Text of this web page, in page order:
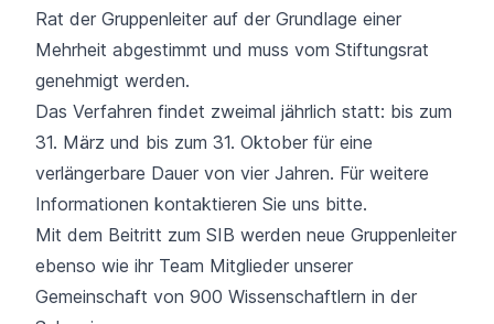
Rat der Gruppenleiter auf der Grundlage einer
Mehrheit abgestimmt und muss vom Stiftungsrat
genehmigt werden.
Das Verfahren findet zweimal jährlich statt: bis zum
31. März und bis zum 31. Oktober für eine
verlängerbare Dauer von vier Jahren. Für weitere
Informationen kontaktieren Sie uns bitte.
Mit dem Beitritt zum SIB werden neue Gruppenleiter
ebenso wie ihr Team Mitglieder unserer
Gemeinschaft von 900 Wissenschaftlern in der